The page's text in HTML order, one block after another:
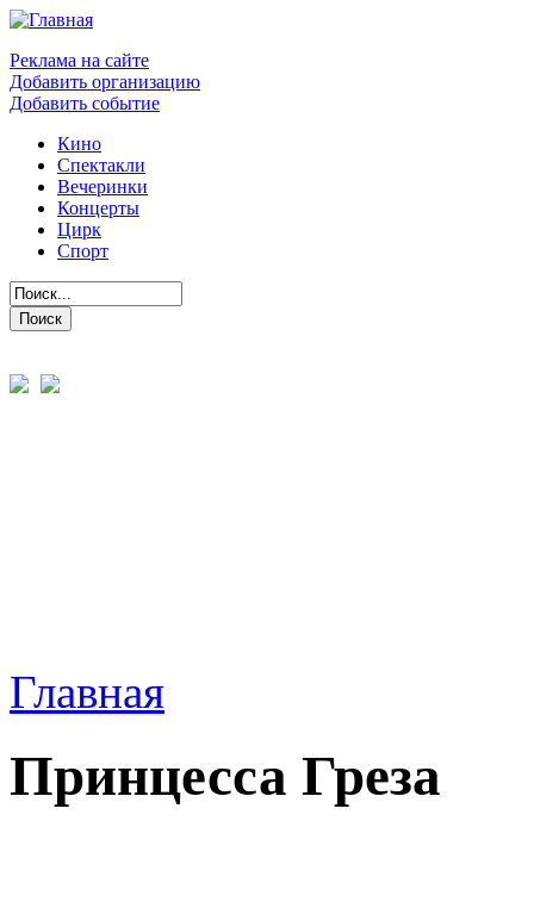
Реклама на сайте
Добавить организацию
Добавить событие
Кино
Спектакли
Вечеринки
Концерты
Цирк
Спорт
Главная
Принцесса Греза